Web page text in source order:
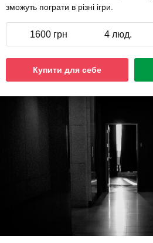
зможуть пограти в різні ігри.
1600 грн 4 люд.
Купити для себе